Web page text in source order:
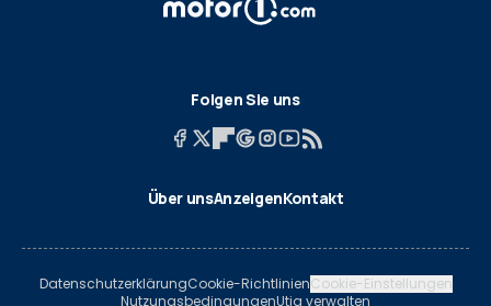
Folgen Sie uns
Über unsAnzeigenKontakt
DatenschutzerklärungCookie-RichtlinienCookie-Einstellungen
NutzungsbedingungenUtiq verwalten